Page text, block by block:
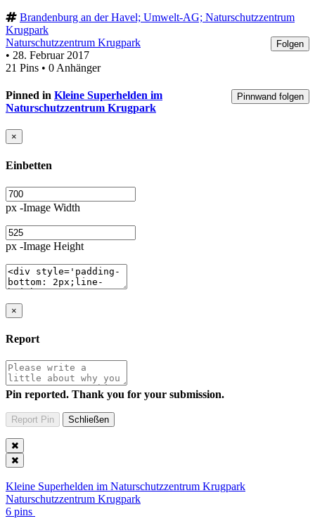
Brandenburg an der Havel; Umwelt-AG; Naturschutzzentrum
Krugpark
Folgen
Naturschutzzentrum Krugpark
• 28. Februar 2017
21 Pins • 0 Anhänger
Pinnwand folgen
Pinned in Kleine Superhelden im
Naturschutzzentrum Krugpark
×
Einbetten
px -Image Width
px -Image Height
×
Report
Pin reported. Thank you for your submission.
Kleine Superhelden im Naturschutzzentrum Krugpark
Naturschutzzentrum Krugpark
6 pins